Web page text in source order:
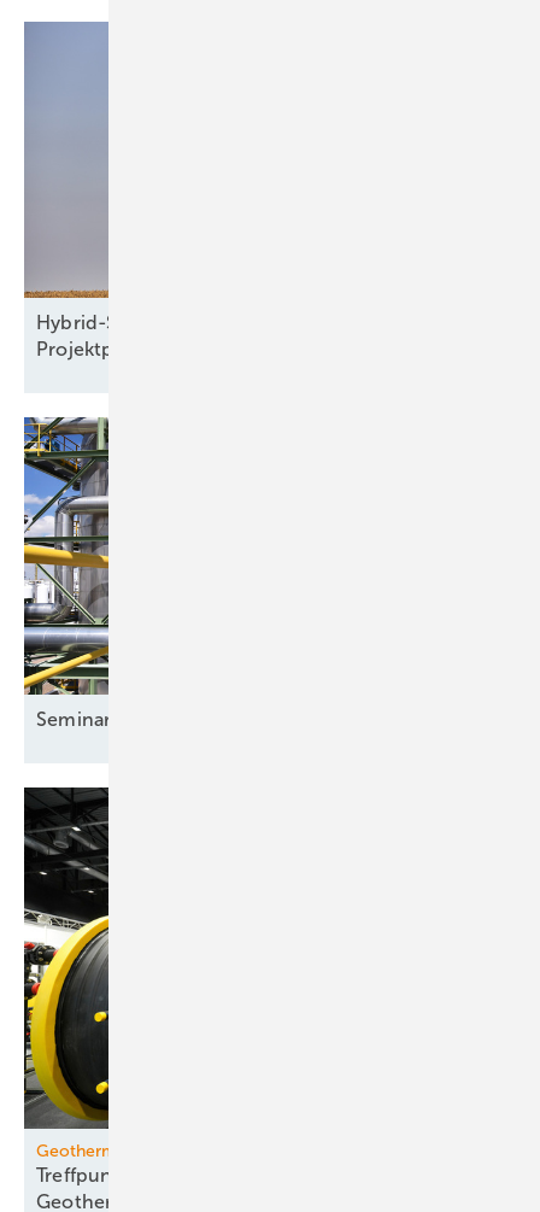
Hybrid-Seminar: Windparkplanung und
Projektprüfung
Seminar: Wasserstoff für
Geotherm Offenburg
Treffpunkt für die internationale
Geothermie-Community